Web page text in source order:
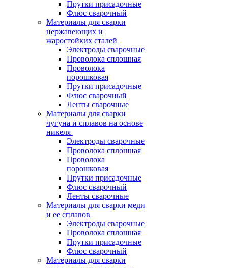
Прутки присадочные
Флюс сварочный
Материалы для сварки
нержавеющих и
жаростойких сталей
Электроды сварочные
Проволока сплошная
Проволока
порошковая
Прутки присадочные
Флюс сварочный
Ленты сварочные
Материалы для сварки
чугуна и сплавов на основе
никеля
Электроды сварочные
Проволока сплошная
Проволока
порошковая
Прутки присадочные
Флюс сварочный
Ленты сварочные
Материалы для сварки меди
и ее сплавов
Электроды сварочные
Проволока сплошная
Прутки присадочные
Флюс сварочный
Материалы для сварки